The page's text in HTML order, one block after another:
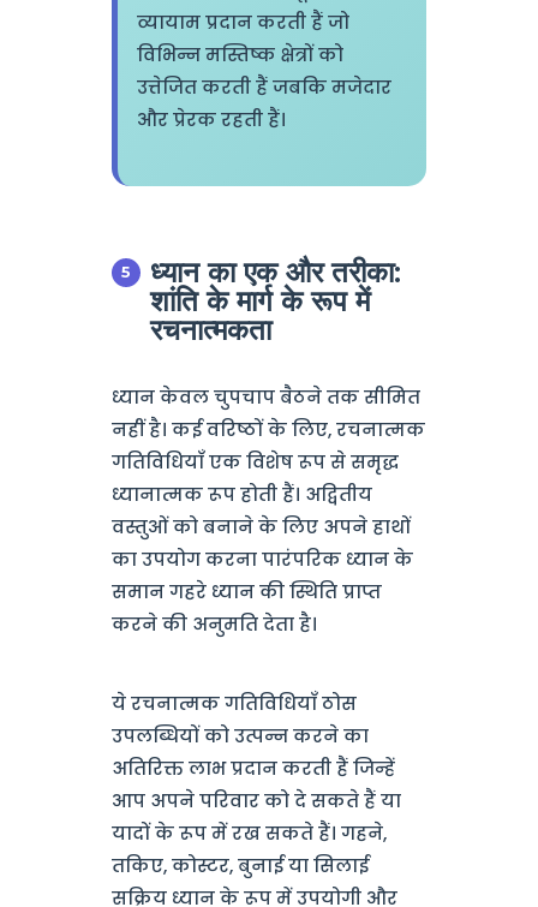
व्यायाम प्रदान करती हैं जो
विभिन्न मस्तिष्क क्षेत्रों को
उत्तेजित करती हैं जबकि मजेदार
और प्रेरक रहती हैं।
ध्यान का एक और तरीका:
शांति के मार्ग के रूप में
रचनात्मकता
ध्यान केवल चुपचाप बैठने तक सीमित
नहीं है। कई वरिष्ठों के लिए, रचनात्मक
गतिविधियाँ एक विशेष रूप से समृद्ध
ध्यानात्मक रूप होती हैं। अद्वितीय
वस्तुओं को बनाने के लिए अपने हाथों
का उपयोग करना पारंपरिक ध्यान के
समान गहरे ध्यान की स्थिति प्राप्त
करने की अनुमति देता है।
ये रचनात्मक गतिविधियाँ ठोस
उपलब्धियों को उत्पन्न करने का
अतिरिक्त लाभ प्रदान करती हैं जिन्हें
आप अपने परिवार को दे सकते हैं या
यादों के रूप में रख सकते हैं। गहने,
तकिए, कोस्टर, बुनाई या सिलाई
सक्रिय ध्यान के रूप में उपयोगी और